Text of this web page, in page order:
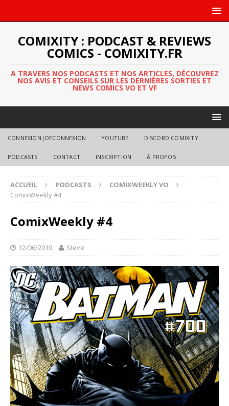
COMIXITY : PODCAST & REVIEWS
COMICS - COMIXITY.FR
A TRAVERS NOS PODCASTS ET NOS ARTICLES, DÉCOUVREZ
NOS AVIS ET CONSEILS SUR LES DERNIÈRES SORTIES ET
NEWS COMICS VO ET VF
CONNEXION|DECONNEXION YOUTUBE DISCORD COMIXITY
PODCASTS CONTACT INSCRIPTION À PROPOS
ACCUEIL PODCASTS
COMIXWEEKLY VO
ComixWeekly #4
ComixWeekly #4
12/06/2010 Steve